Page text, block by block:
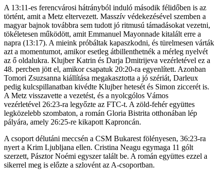
A 13:11-es ferencvárosi hátrányból induló második félidőben is az
történt, amit a Metz eltervezett. Masszív védekezésével szemben a
magyar bajnok továbbra sem tudott jó ritmusú támadásokat vezetni,
tökéletesen működött, amit Emmanuel Mayonnade kitalált erre a
napra (13:17). A mieink próbáltak kapaszkodni, és türelmesen várták
azt a momentumot, amikor esetleg átbillenthetnék a mérleg nyelvét
az ő oldalukra. Klujber Katrin és Darja Dmitrijeva vezérletével ez a
48. percben jött el, amikor csapatuk 20:20-ra egyenlített. Azonban
Tomori Zsuzsanna kiállítása megakasztotta a jó szériát, Darleux
pedig kulcspillanatban kivédte Klujber hetesét és Simon ziccerét is.
A Metz visszavette a vezetést, és a nyolcgólos Vámos
vezérletével 26:23-ra legyőzte az FTC-t. A zöld-fehér együttes
legközelebb szombaton, a román Gloria Bistrita otthonában lép
pályára, amely 26:25-re kikapott Kaproncán.
A csoport délutáni meccsén a CSM Bukarest fölényesen, 36:23-ra
nyert a Krim Ljubljana ellen. Cristina Neagu egymaga 11 gólt
szerzett, Pásztor Noémi egyszer talált be. A román együttes ezzel a
sikerrel meg is előzte a szlovént az A-csoportban.